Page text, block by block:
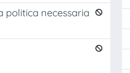
politica necessaria